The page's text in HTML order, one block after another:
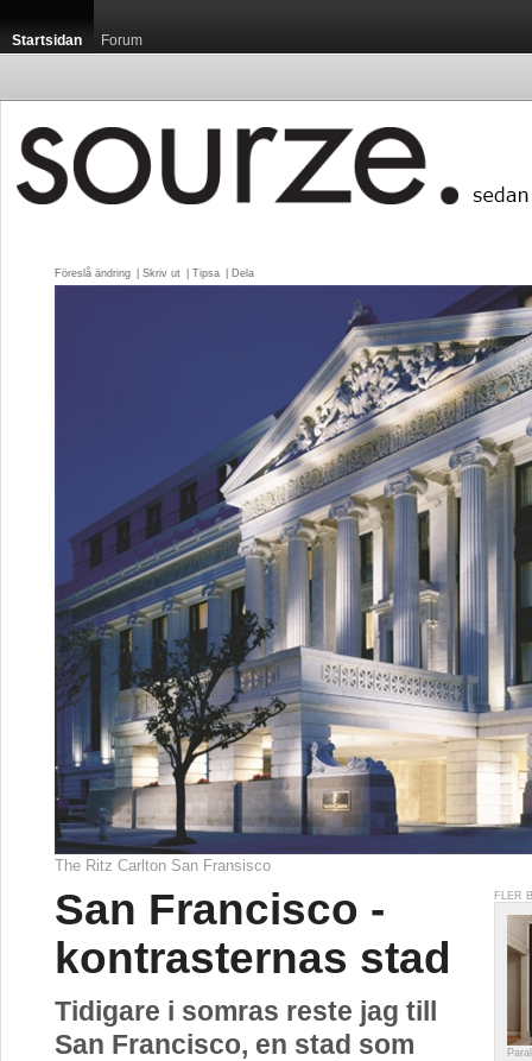
Startsidan Forum
Föreslå ändring Skriv ut Tipsa Dela
The Ritz Carlton San Fransisco
FLER
San Francisco -
kontrasternas stad
Tidigare i somras reste jag till
San Francisco, en stad som